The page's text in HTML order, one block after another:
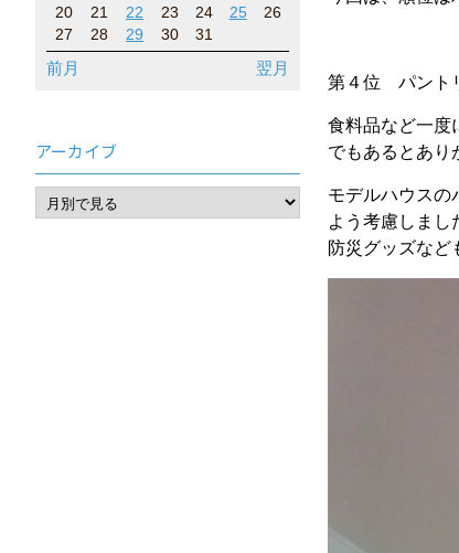
第４位 パント
食料品など一度
でもあるとあり
モデルハウスの
よう考慮しまし
防災グッズなど
20
21 22 23 24 25
26
27
28 29 30 31
前月 翌月
アーカイブ